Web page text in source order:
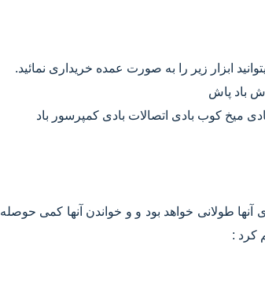
ابزار زیر را به صورت عمده خریداری نمائید.
باد پاش
میخ کوب بادی اتصالات بادی کمپرسور باد
آنها طولانی خواهد بود و و خواندن آنها کمی حوصله
کرد :